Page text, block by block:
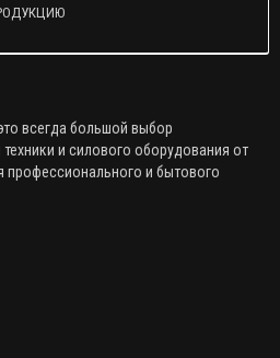
всегда большой выбор
и силового оборудования от
профессионального и бытового